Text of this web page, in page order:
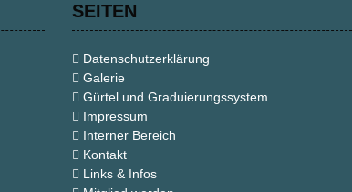
SEITEN
Datenschutzerklärung
Galerie
Gürtel und Graduierungssystem
Impressum
Interner Bereich
Kontakt
Links & Infos